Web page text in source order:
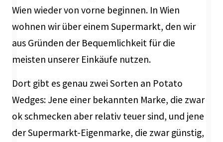
Wien wieder von vorne beginnen. In Wien
wohnen wir über einem Supermarkt, den wir
aus Gründen der Bequemlichkeit für die
meisten unserer Einkäufe nutzen.
Dort gibt es genau zwei Sorten an Potato
Wedges: Jene einer bekannten Marke, die zwar
ok schmecken aber relativ teuer sind, und jene
der Supermarkt-Eigenmarke, die zwar günstig,